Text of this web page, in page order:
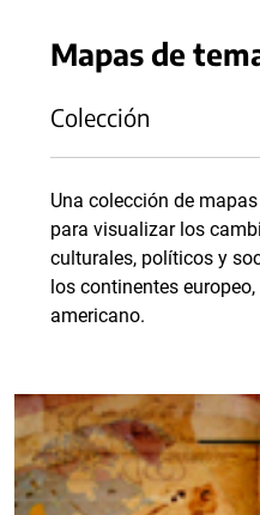
Mapas de
Colección
Una colección de
para visualizar los
culturales, políticos y
los continentes
americano.